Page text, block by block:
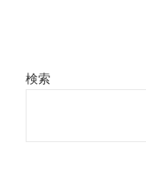
検索